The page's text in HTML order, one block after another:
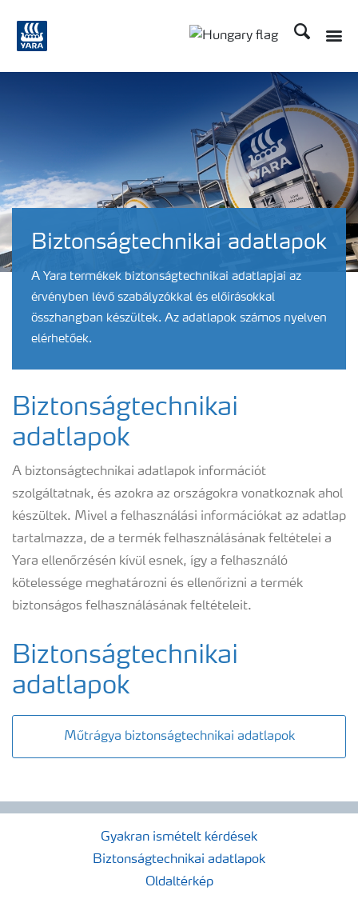
Keresés
Biztonságtechnikai adatlapok
A Yara termékek biztonságtechnikai adatlapjai az
érvényben lévő szabályzókkal és előírásokkal
összhangban készültek. Az adatlapok számos nyelven
elérhetőek.
Biztonságtechnikai
adatlapok
A biztonságtechnikai adatlapok információt
szolgáltatnak, és azokra az országokra vonatkoznak ahol
készültek. Mivel a felhasználási információkat az adatlap
tartalmazza, de a termék felhasználásának feltételei a
Yara ellenőrzésén kívül esnek, így a felhasználó
kötelessége meghatározni és ellenőrizni a termék
biztonságos felhasználásának feltételeit.
Biztonságtechnikai
adatlapok
Műtrágya biztonságtechnikai adatlapok
Gyakran ismételt kérdések
Biztonságtechnikai adatlapok
Oldaltérkép